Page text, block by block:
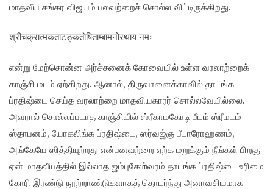
மாதவீய சங்கர விஜயம் பலவற்றைச் சொல்ல விட்டிருக்கிறது.
श्रीचक्रात्मकताटङ्कतोषिताम्बामनोरथाय नमः
என்று மேற்சொன்ன அர்ச்சனைக் கோவையில் உள்ள வரலாற்றைக்
காஞ்சி மடம் ஏற்கிறது. ஆனால், திருவானைக்காவில் தாடங்க
ப்ரதிஷ்டை செய்த வரலாற்றை மாதவியகாரர் சொல்லவேயில்லை.
அவரால் சொல்லப்படாத காஞ்சியில் ஸ்ரீகாமகோடி பீடம் ஸ்ரீமடம்
ஸ்தாபனம், யோகலிங்க ப்ரதிஷ்டை, ஸர்வஜ்ஞ பீடாரோஹணம்,
அங்கேயே ஸித்தியுற்றது என்பனவற்றை ஏற்க மறுக்கும் நீங்கள் பிறகு
ஏன் மாதவீயத்தில் இல்லாத ஜம்புகேஶ்வரம் தாடங்க ப்ரதிஷ்டை உரிமை
கோரி இரண்டு நூற்றாண்டுகளாகத் தொடர்ந்து அனாவசியமாக